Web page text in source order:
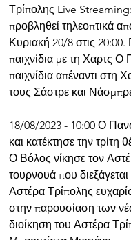
Τρίπολης Live
προβληθεί τηλεοπτικά
Κυριακή 20/8 στις
παιχνίδια με τη Χαρτς
παιχνίδια απέναντι
τους Σάστρε και
18/08/2023 - 10:00 Ο
και κατέκτησε την
Ο Βόλος νίκησε τον
τουρνουά που
Αστέρα Τρίπολης
στην παρουσίαση των
διοίκηση του Αστέρα